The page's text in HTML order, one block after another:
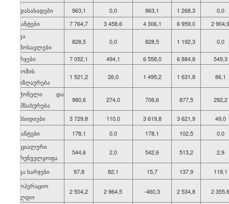
გადასახადები
963,1 0,0 963,1 1 268,3
0,0
გრანტები
7 764,7 3 458,6 4 306,1 6 959,0
2 904,9
სხვა
შემოსავლები
828,5 0,0 828,5 1 192,3 0,0
ხარჯები 7 052,1 494,1 6 558,0 6 884,8
549,3
შრომის
ანაზღაურება
1 521,2 26,0 1 495,2 1 631,8 86,1
საქონელი და
მომსახურება
980,6 274,0 706,6 877,5 292,2
სუბსიდიები 3 729,8 110,0 3 619,8 3 621,9
49,0
გრანტები
178,1 0,0 178,1 102,5
0,0
სოციალური
უზრუნველყოფა
544,6 2,0 542,6 513,2 2,9
სხვა ხარჯები 97,8 82,1 15,7 137,9
119,1
საოპერაციო
სალდო
2 504,2 2 964,5 -460,3 2 534,8 2 355,6